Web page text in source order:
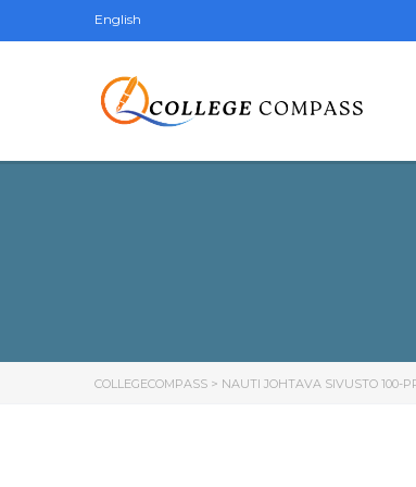
English
COLLEGECOMPASS > NAUTI JOHTAVA SIVUSTO 100-